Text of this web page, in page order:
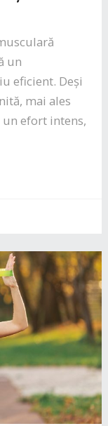
un
eficient. Deși
mai ales
efort intens,